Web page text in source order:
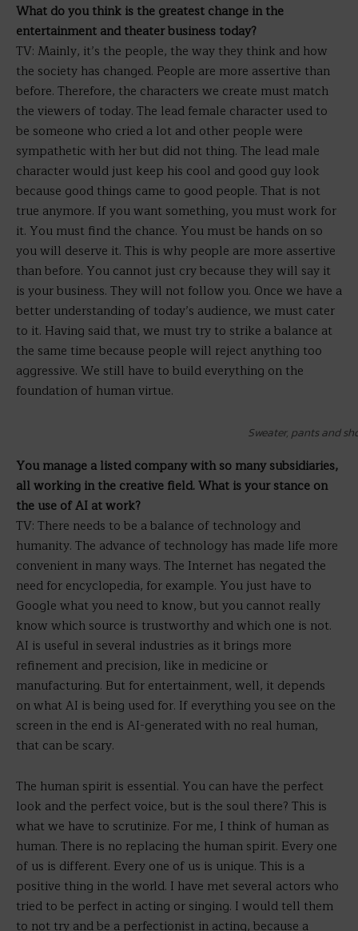
What do you think is the greatest change in the
entertainment and theater business today?
TV: Mainly, it’s the people, the way they think and how
the society has changed. People are more assertive than
before. Therefore, the characters we create must match
the viewers of today. The lead female character used to
be someone who cried a lot and other people were
sympathetic with her but did not thing. The lead male
character would just keep his cool and good guy look
because good things came to good people. That is not
true anymore. If you want something, you must work for
it. You must find the chance. You must be hands on so
you will deserve it. This is why people are more assertive
than before. You cannot just cry because they will say it
is your business. They will not follow you. Once we have a
better understanding of today’s audience, we must cater
to it. Having said that, we must try to strike a balance at
the same time because people will reject anything too
aggressive. We still have to build everything on the
foundation of human virtue.
Sweater, pants and
You manage a listed company with so many subsidiaries,
all working in the creative field. What is your stance on
the use of AI at work?
TV: There needs to be a balance of technology and
humanity. The advance of technology has made life more
convenient in many ways. The Internet has negated the
need for encyclopedia, for example. You just have to
Google what you need to know, but you cannot really
know which source is trustworthy and which one is not.
AI is useful in several industries as it brings more
refinement and precision, like in medicine or
manufacturing. But for entertainment, well, it depends
on what AI is being used for. If everything you see on the
screen in the end is AI-generated with no real human,
that can be scary.
The human spirit is essential. You can have the perfect
look and the perfect voice, but is the soul there? This is
what we have to scrutinize. For me, I think of human as
human. There is no replacing the human spirit. Every one
of us is different. Every one of us is unique. This is a
positive thing in the world. I have met several actors who
tried to be perfect in acting or singing. I would tell them
to not try and be a perfectionist in acting, because a